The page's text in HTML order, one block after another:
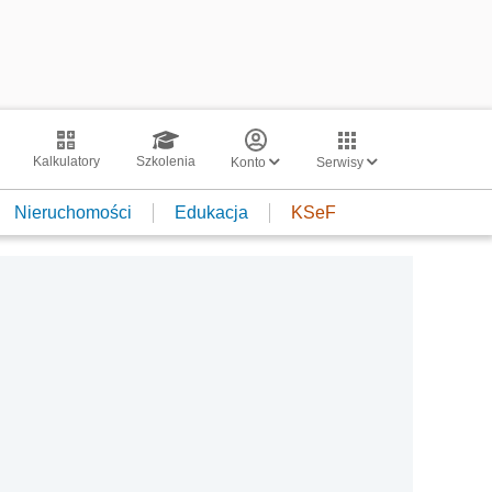
Kalkulatory Szkolenia Konto Serwisy
Nieruchomości Edukacja KSeF